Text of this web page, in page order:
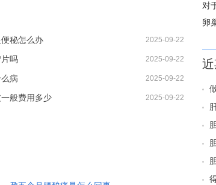
秘怎么办 2025-09-22
吗 2025-09-22
病 2025-09-22
般费用多少 2025-09-22
对
卵